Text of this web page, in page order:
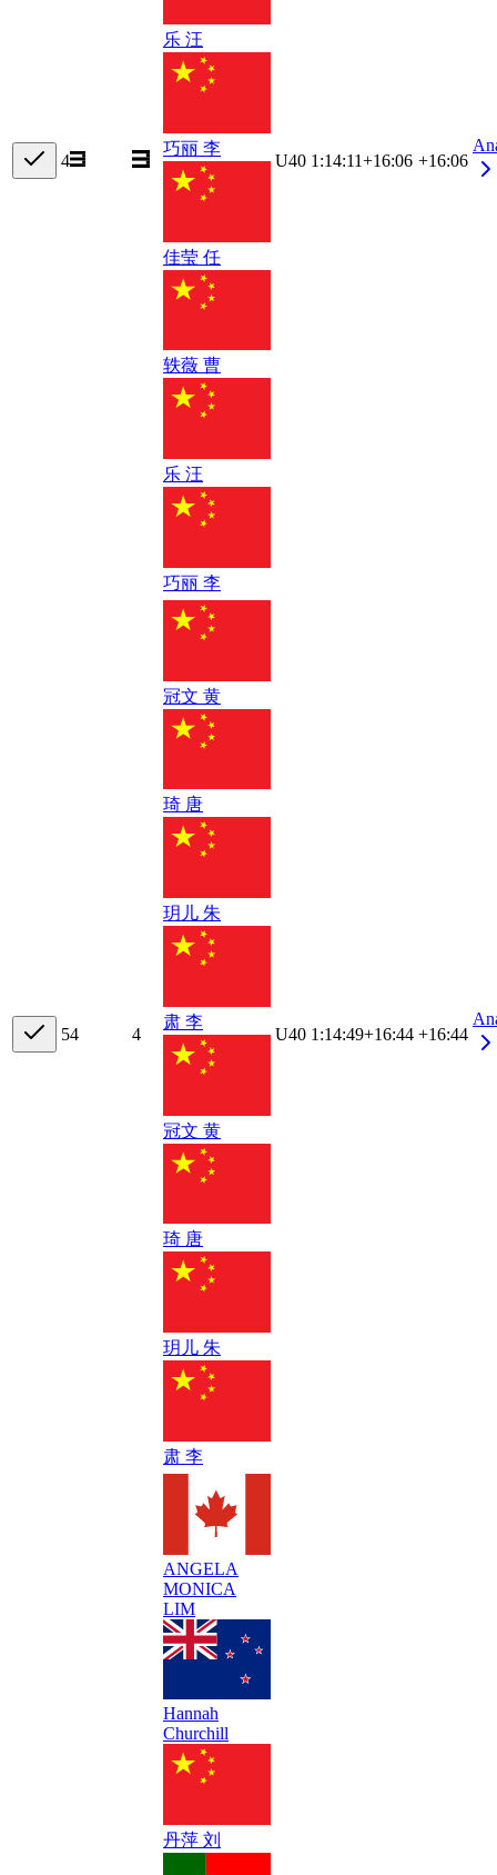
4
乐 汪
巧丽 李
佳莹 任
轶薇 曹
乐 汪
巧丽 李
U40 1:14:11+16:06 +16:06
54 4
冠文 黄
琦 唐
玥儿 朱
肃 李
冠文 黄
琦 唐
玥儿 朱
肃 李
U40 1:14:49+16:44 +16:44
ANGELA
MONICA
LIM
Hannah
Churchill
丹萍 刘